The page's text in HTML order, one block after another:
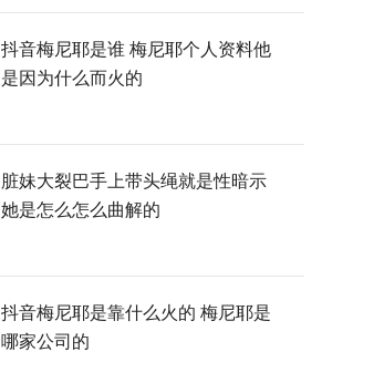
抖音梅尼耶是谁 梅尼耶个人资料他
是因为什么而火的
脏妹大裂巴手上带头绳就是性暗示
她是怎么怎么曲解的
抖音梅尼耶是靠什么火的 梅尼耶是
哪家公司的